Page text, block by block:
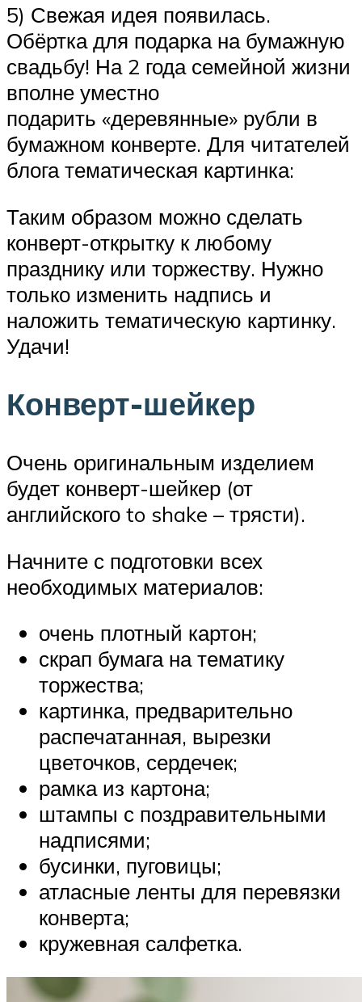
5) Свежая идея появилась.
Обёртка для подарка на бумажную
свадьбу! На 2 года семейной жизни
вполне уместно
подарить «деревянные» рубли в
бумажном конверте. Для читателей
блога тематическая картинка:
Таким образом можно сделать
конверт-открытку к любому
празднику или торжеству. Нужно
только изменить надпись и
наложить тематическую картинку.
Удачи!
Конверт-шейкер
Очень оригинальным изделием
будет конверт-шейкер (от
английского to shake – трясти).
Начните с подготовки всех
необходимых материалов:
очень плотный картон;
скрап бумага на тематику
торжества;
картинка, предварительно
распечатанная, вырезки
цветочков, сердечек;
рамка из картона;
штампы с поздравительными
надписями;
бусинки, пуговицы;
атласные ленты для перевязки
конверта;
кружевная салфетка.